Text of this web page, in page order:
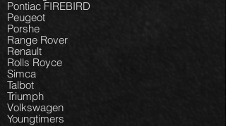
Pontiac FIREBIRD
Peugeot
Porshe
Range Rover
Renault
Rolls Royce
Simca
Talbot
Triumph
Volkswagen
Youngtimers